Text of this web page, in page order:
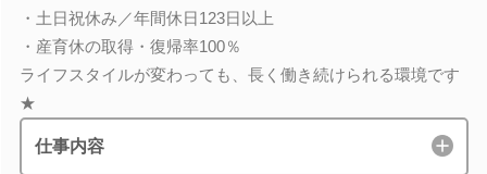
・土日祝休み／年間休日123日以上
・産育休の取得・復帰率100％
ライフスタイルが変わっても、長く働き続けられる環境です
★
仕事内容